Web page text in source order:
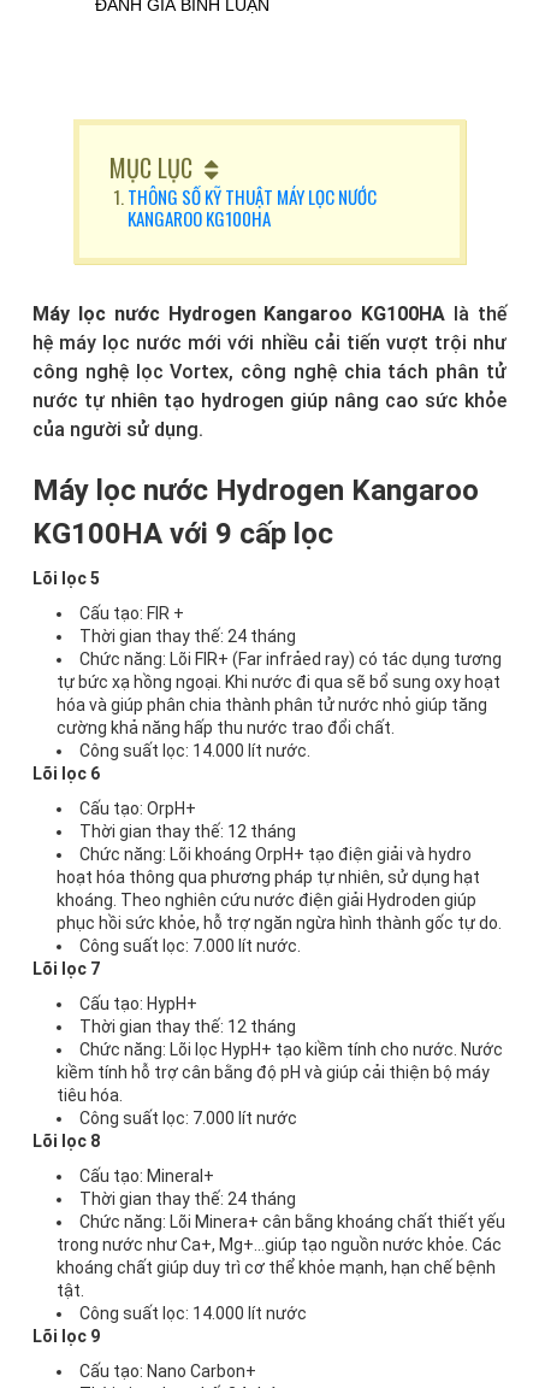
ĐÁNH GIÁ BÌNH LUẬN
MỤC LỤC
THÔNG SỐ KỸ THUẬT MÁY LỌC NƯỚC
KANGAROO KG100HA
Máy lọc nướcHydrogen Kangaroo KG100HA là thế
hệ máy lọc nước mới với nhiều cải tiến vượt trội như
công nghệ lọc Vortex, công nghệ chia tách phân tử
nước tự nhiên tạo hydrogen giúp nâng cao sức khỏe
của người sử dụng.
Máy lọc nước Hydrogen Kangaroo
KG100HA với 9 cấp lọc
Lõi lọc 5
Cấu tạo: FIR +
Thời gian thay thế: 24 tháng
Chức năng: Lõi FIR+ (Far infrảed ray) có tác dụng tương
tự bức xạ hồng ngoại. Khi nước đi qua sẽ bổ sung oxy hoạt
hóa và giúp phân chia thành phân tử nước nhỏ giúp tăng
cường khả năng hấp thu nước trao đổi chất.
Công suất lọc: 14.000 lít nước.
Lõi lọc 6
Cấu tạo: OrpH+
Thời gian thay thế: 12 tháng
Chức năng: Lõi khoáng OrpH+ tạo điện giải và hydro
hoạt hóa thông qua phương pháp tự nhiên, sử dụng hạt
khoáng. Theo nghiên cứu nước điện giải Hydroden giúp
phục hồi sức khỏe, hỗ trợ ngăn ngừa hình thành gốc tự do.
Công suất lọc: 7.000 lít nước.
Lõi lọc 7
Cấu tạo: HypH+
Thời gian thay thế: 12 tháng
Chức năng: Lõi lọc HypH+ tạo kiềm tính cho nước. Nước
kiềm tính hỗ trợ cân bằng độ pH và giúp cải thiện bộ máy
tiêu hóa.
Công suất lọc: 7.000 lít nước
Lõi lọc 8
Cấu tạo: Mineral+
Thời gian thay thế: 24 tháng
Chức năng: Lõi Minera+ cân bằng khoáng chất thiết yếu
trong nước như Ca+, Mg+…giúp tạo nguồn nước khỏe. Các
khoáng chất giúp duy trì cơ thể khỏe mạnh, hạn chế bệnh
tật.
Công suất lọc: 14.000 lít nước
Lõi lọc 9
Cấu tạo: Nano Carbon+